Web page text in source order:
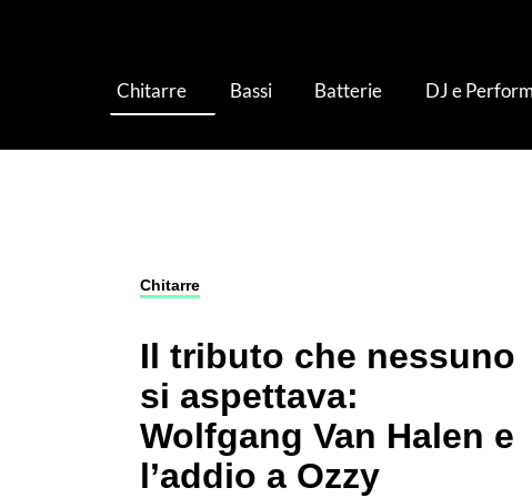
Chitarre Bassi Batterie DJ e
Chitarre
Il tributo che nessuno
si aspettava:
Wolfgang Van Halen e
l’addio a Ozzy